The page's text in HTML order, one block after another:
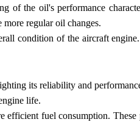
of the oil's performance
more regular oil changes.
condition of the aircraft
its reliability and
life.
fuel consumption.